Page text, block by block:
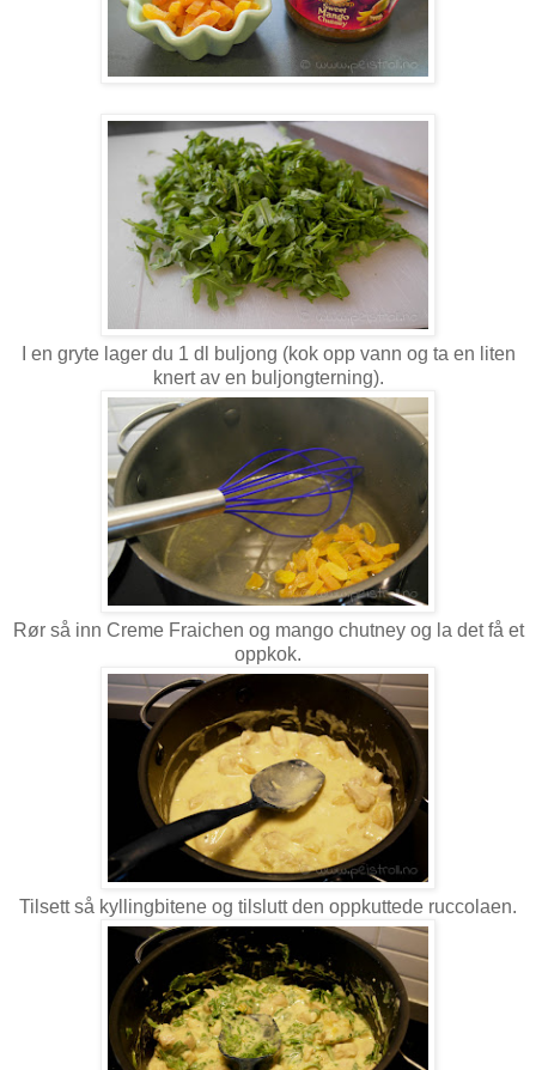
I en gryte lager du 1 dl buljong (kok opp vann og ta en liten
knert av en buljongterning).
Rør så inn Creme Fraichen og mango chutney og la det få et
oppkok.
Tilsett så kyllingbitene og tilslutt den oppkuttede ruccolaen.